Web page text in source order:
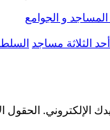
و الجوامع
الثلاثة مساجد
الإلكتروني. الحقول